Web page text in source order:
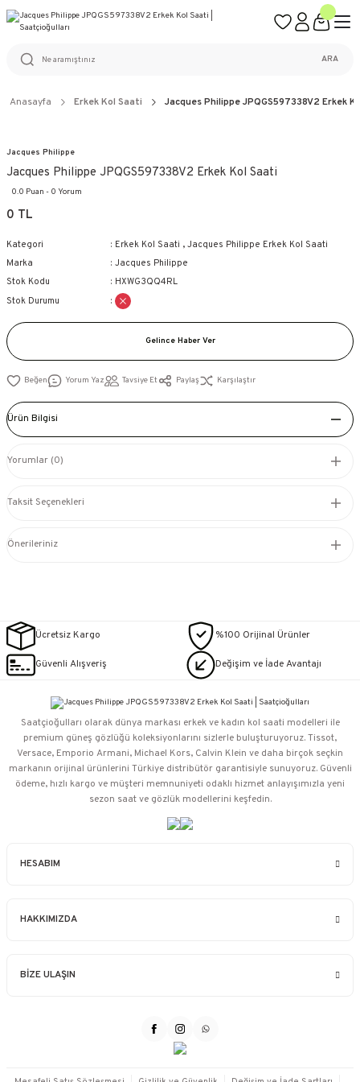
%100 ORİJİNAL ÜRÜN GARANTİSİ
ARA
Anasayfa Erkek Kol Saati Jacques Philippe JPQGS597338V2 Erkek
Jacques Philippe
Jacques Philippe JPQGS597338V2 Erkek Kol Saati
0.0 Puan - 0 Yorum
0 TL
Kategori Erkek Kol Saati , Jacques Philippe Erkek Kol Saati
Marka
Jacques Philippe
Stok Kodu
HXWG3QQ4RL
Stok Durumu
Gelince Haber Ver
Yorum Yaz Tavsiye Et Paylaş Karşılaştır
Ürün Bilgisi
Yorumlar (0)
Taksit Seçenekleri
Önerileriniz
Ücretsiz Kargo %100 Orijinal Ürünler
Güvenli Alışveriş Değişim ve İade Avantajı
HESABIM
HAKKIMIZDA
BİZE ULAŞIN
Saatçioğulları⁠ olarak dünya markası erkek ve kadın kol saati modelleri ile
premium güneş gözlüğü koleksiyonlarını sizlerle buluşturuyoruz. Tissot,
Versace, Emporio Armani, Michael Kors, Calvin Klein ve daha birçok seçkin
markanın orijinal ürünlerini Türkiye distribütör garantisiyle sunuyoruz. Güvenli
ödeme, hızlı kargo ve müşteri memnuniyeti odaklı hizmet anlayışımızla yeni
sezon saat ve gözlük modellerini keşfedin.